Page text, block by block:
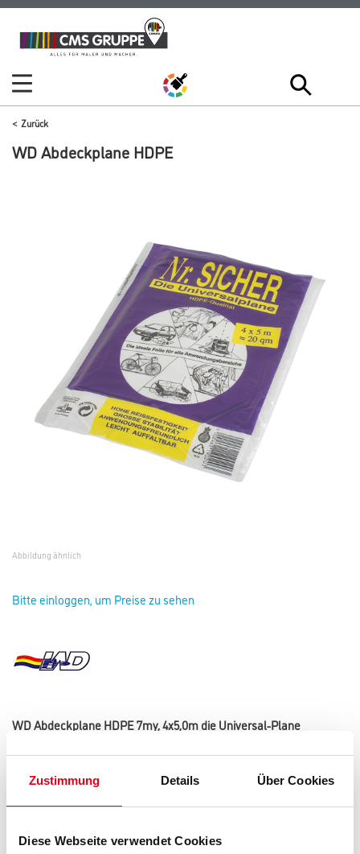
Zustimmung Details Über Cookies
Diese Webseite verwendet Cookies
Zum
Inhalt
Zum
Navigationsmenü
Zurück
WD Abdeckplane HDPE
Abbildung ähnlich
Bitte einloggen, um Preise zu sehen
WD Abdeckplane HDPE 7my, 4x5,0m die Universal-Plane
Farbtonbezeichnung
Länge in Millimeter